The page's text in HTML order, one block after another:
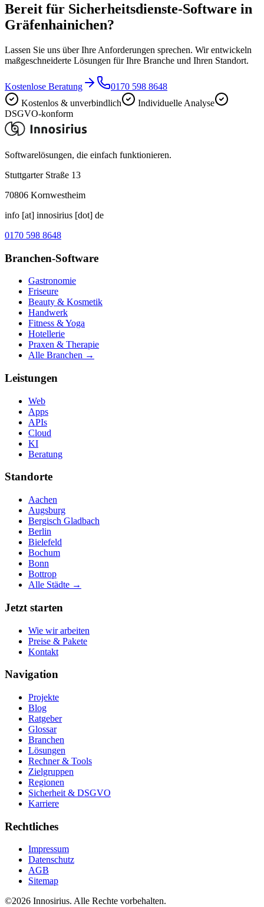
Bereit für Sicherheitsdienste-Software in
Gräfenhainichen?
Lassen Sie uns über Ihre Anforderungen sprechen. Wir entwickeln
maßgeschneiderte Lösungen für Ihre Branche und Ihren Standort.
Kostenlose Beratung
0170 598 8648
Kostenlos & unverbindlich
Individuelle Analyse
DSGVO-konform
Softwarelösungen, die einfach funktionieren.
Stuttgarter Straße 13
70806 Kornwestheim
info [at] innosirius [dot] de
0170 598 8648
Branchen-Software
Gastronomie
Friseure
Beauty & Kosmetik
Handwerk
Fitness & Yoga
Hotellerie
Praxen & Therapie
Alle Branchen →
Leistungen
Web
Apps
APIs
Cloud
KI
Beratung
Standorte
Aachen
Augsburg
Bergisch Gladbach
Berlin
Bielefeld
Bochum
Bonn
Bottrop
Alle Städte →
Jetzt starten
Wie wir arbeiten
Preise & Pakete
Kontakt
Navigation
Projekte
Blog
Ratgeber
Glossar
Branchen
Lösungen
Rechner & Tools
Zielgruppen
Regionen
Sicherheit & DSGVO
Karriere
Rechtliches
Impressum
Datenschutz
AGB
Sitemap
©2026 Innosirius. Alle Rechte vorbehalten.